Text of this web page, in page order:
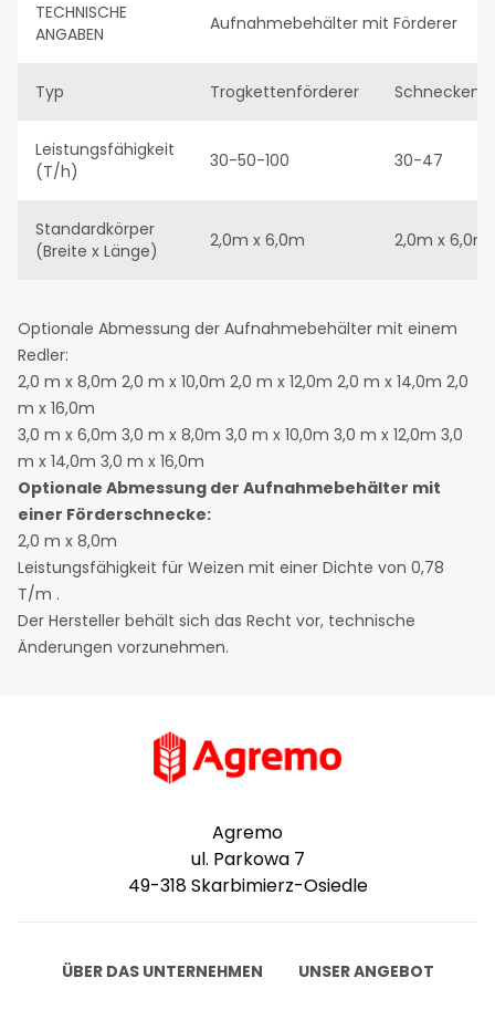
TECHNISCHE
ANGABEN
Aufnahmebehälter mit Förderer
Typ Trogkettenförderer
Leistungsfähigkeit
(T/h)
30-50-100 30-47
Standardkörper
(Breite x Länge)
2,0m x 6,0m 2,0m x 6,0m
Optionale Abmessung der Aufnahmebehälter mit einem
Redler:
2,0 m x 8,0m 2,0 m x 10,0m 2,0 m x 12,0m 2,0 m x 14,0m 2,0
m x 16,0m
3,0 m x 6,0m 3,0 m x 8,0m 3,0 m x 10,0m 3,0 m x 12,0m 3,0
m x 14,0m 3,0 m x 16,0m
Optionale Abmessung der Aufnahmebehälter mit
einer Förderschnecke:
2,0 m x 8,0m
Leistungsfähigkeit für Weizen mit einer Dichte von 0,78
T/m .
Der Hersteller behält sich das Recht vor, technische
Änderungen vorzunehmen.
Agremo
ul. Parkowa 7
49-318 Skarbimierz-Osiedle
ÜBER DAS UNTERNEHMEN UNSER ANGEBOT